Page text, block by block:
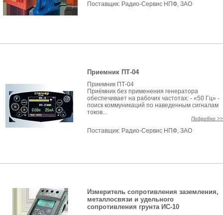
Поставщик: Радио-Сервис НПФ, ЗАО
Приемник ПТ-04
Приемник ПТ-04
Приёмник без применения генератора
обеспечивает на рабочих частотах: - «50 Гц» -
поиск коммуникаций по наведенным сигналам
токов...
Подробно >>
Поставщик: Радио-Сервис НПФ, ЗАО
Измеритель сопротивления заземления,
металлосвязи и удельного
сопротивления грунта ИС-10